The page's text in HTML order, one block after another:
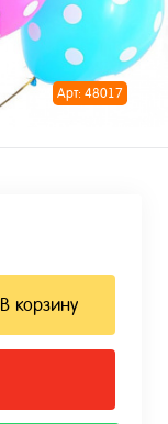
Арт: 48017
В корзину